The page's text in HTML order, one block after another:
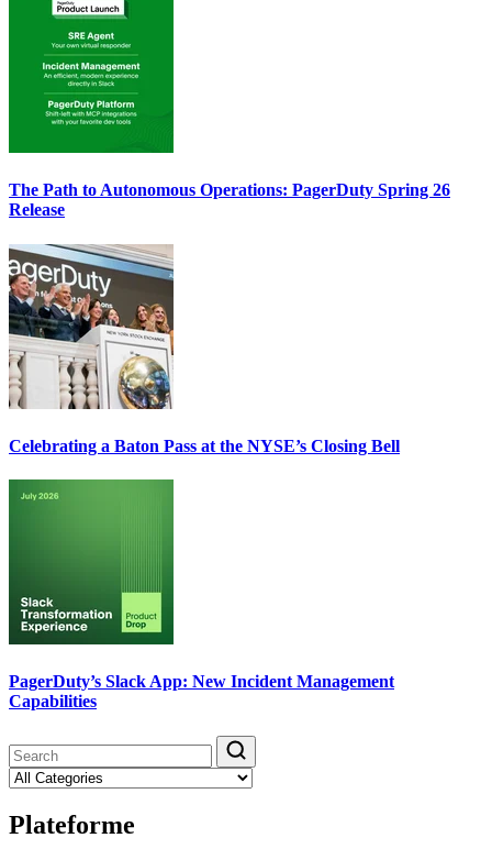
The Path to Autonomous Operations: PagerDuty Spring 26
Release
Celebrating a Baton Pass at the NYSE’s Closing Bell
PagerDuty’s Slack App: New Incident Management
Capabilities
Plateforme